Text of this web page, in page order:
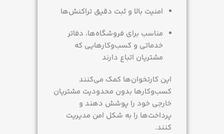
امنیت بالا و ثبت دقیق تراکنش‌ها
مناسب برای فروشگاه‌ها، دفاتر
خدماتی و کسب‌وکارهایی که
مشتریان اتباع دارند
این کارتخوان‌ها کمک می‌کنند
کسب‌وکارها بدون محدودیت مشتریان
خارجی خود را پوشش دهند و
پرداخت‌ها را به شکل امن مدیریت
کنند.